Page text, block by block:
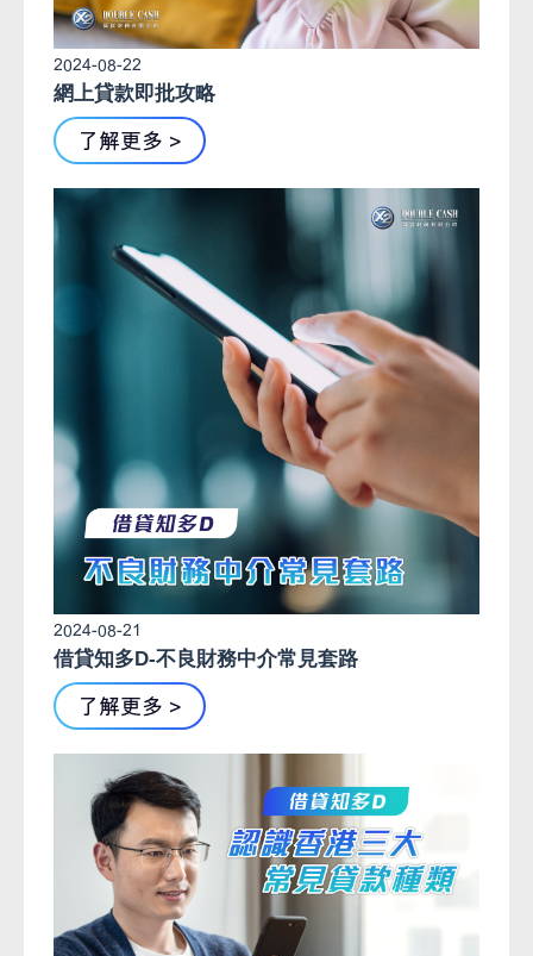
2024-08-22
網上貸款即批攻略
了解更多 >
2024-08-21
借貸知多D-不良財務中介常見套路
了解更多 >